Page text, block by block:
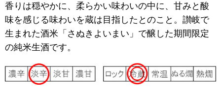
香りは穏やかに、柔らかい味わいの中に、甘みと酸
味を感じる味わいを蔵は目指したとのこと。讃岐で
生まれた酒米「さぬきよいまい」で醸した期間限定
の純米生酒です。